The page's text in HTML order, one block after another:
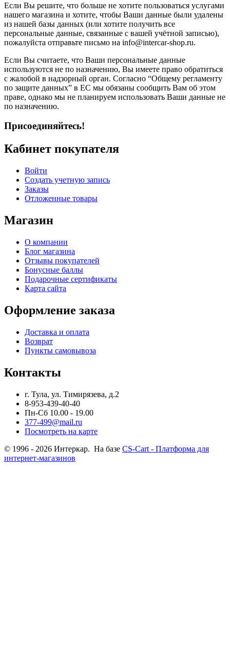
Если Вы решите, что больше не хотите пользоваться услугами
нашего магазина и хотите, чтобы Ваши данные были удалены
из нашей базы данных (или хотите получить все
персональные данные, связанные с вашей учётной записью),
пожалуйста отправьте письмо на info@intercar-shop.ru.
Если Вы считаете, что Ваши персональные данные
используются не по назначению, Вы имеете право обратиться
с жалобой в надзорный орган. Согласно “Общему регламенту
по защите данных” в ЕС мы обязаны сообщить Вам об этом
праве, однако мы не планируем использовать Ваши данные не
по назначению.
Присоединяйтесь!
Кабинет покупателя
Войти
Создать учетную запись
Заказы
Отложенные товары
Магазин
О компании
Блог магазина
Отзывы покупателей
Бонусные баллы
Подарочные сертификаты
Карта сайта
Оформление заказа
Доставка и оплата
Возврат
Пункты самовывоза
Контакты
г. Тула, ул. Тимирязева, д.2
8-953-439-40-40
Пн-Сб 10.00 - 19.00
377-499@mail.ru
Посмотреть на карте
© 1996 - 2026 Интеркар. На базе CS-Cart - Платформа для
интернет-магазинов